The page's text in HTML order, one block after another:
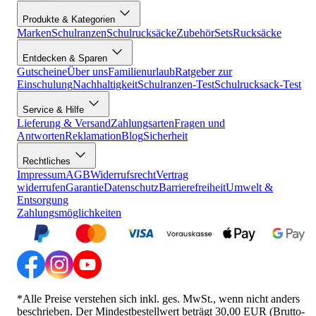
Produkte & Kategorien
MarkenSchulranzenSchulrucksäckeZubehörSetsRucksäcke
Entdecken & Sparen
GutscheineÜber unsFamilienurlaubRatgeber zur
EinschulungNachhaltigkeitSchulranzen-TestSchulrucksack-Test
Service & Hilfe
Lieferung & VersandZahlungsartenFragen und
AntwortenReklamationBlogSicherheit
Rechtliches
ImpressumAGBWiderrufsrechtVertrag
widerrufenGarantieDatenschutzBarrierefreiheitUmwelt &
Entsorgung
Zahlungsmöglichkeiten
*Alle Preise verstehen sich inkl. ges. MwSt., wenn nicht anders
beschrieben. Der Mindestbestellwert beträgt 30,00 EUR (Brutto-